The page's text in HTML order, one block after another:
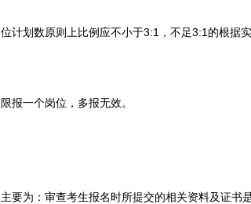
划数原则上比例应不小于3:1，不足3:1的根据
一个岗位，多报无效。
为：审查考生报名时所提交的相关资料及证书